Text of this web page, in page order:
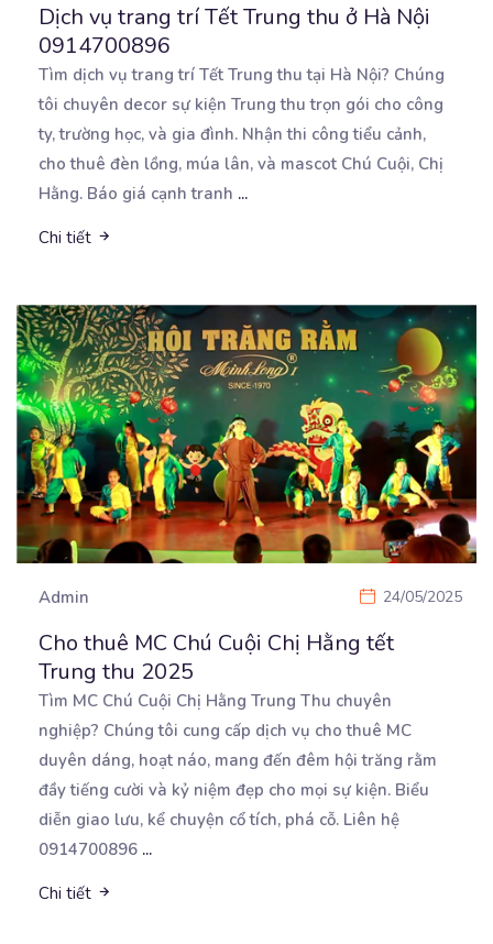
Dịch vụ trang trí Tết Trung thu ở Hà Nội
0914700896
Tìm dịch vụ trang trí Tết Trung thu tại Hà Nội? Chúng
tôi chuyên decor sự kiện Trung thu trọn gói cho công
ty, trường học, và gia đình. Nhận thi công tiểu cảnh,
cho thuê đèn lồng, múa lân, và mascot Chú Cuội, Chị
Hằng. Báo giá cạnh tranh ...
Chi tiết
Admin 24/05/2025
Cho thuê MC Chú Cuội Chị Hằng tết
Trung thu 2025
Tìm MC Chú Cuội Chị Hằng Trung Thu chuyên
nghiệp? Chúng tôi cung cấp dịch vụ cho thuê MC
duyên dáng, hoạt náo, mang đến đêm hội trăng rằm
đầy tiếng cười và kỷ niệm đẹp cho mọi sự kiện. Biểu
diễn giao lưu, kể chuyện cổ tích, phá cỗ. Liên hệ
0914700896 ...
Chi tiết